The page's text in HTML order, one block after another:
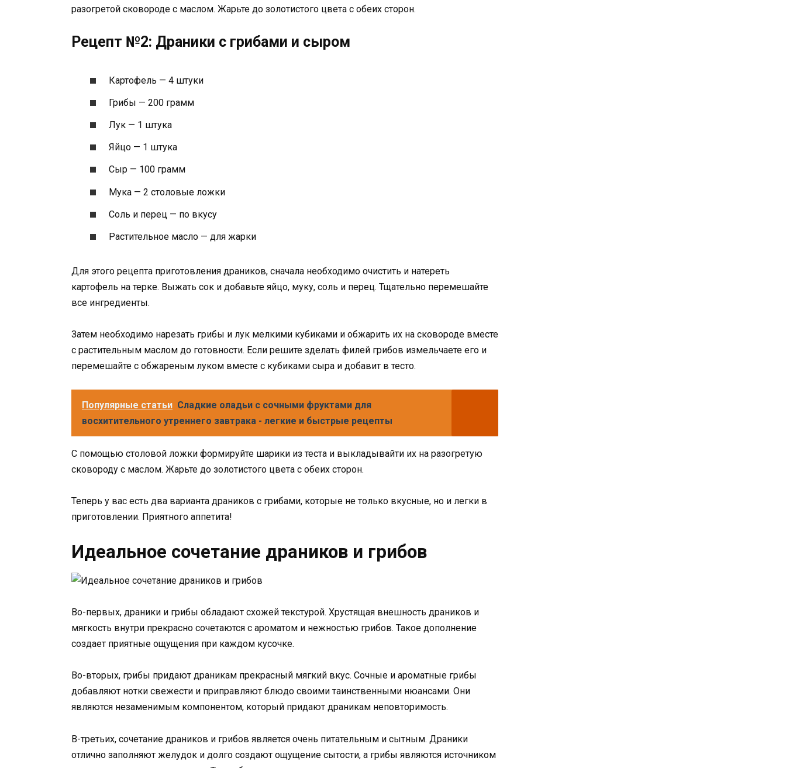
разогретой сковороде с маслом. Жарьте до золотистого цвета с обеих сторон.
Рецепт №2: Драники с грибами и сыром
Картофель — 4 штуки
Грибы — 200 грамм
Лук — 1 штука
Яйцо — 1 штука
Сыр — 100 грамм
Мука — 2 столовые ложки
Соль и перец — по вкусу
Растительное масло — для жарки
Для этого рецепта приготовления драников, сначала необходимо очистить и натереть
картофель на терке. Выжать сок и добавьте яйцо, муку, соль и перец. Тщательно перемешайте
все ингредиенты.
Затем необходимо нарезать грибы и лук мелкими кубиками и обжарить их на сковороде вместе
с растительным маслом до готовности. Если решите зделать филей грибов измельчаете его и
перемешайте с обжареным луком вместе с кубиками сыра и добавит в тесто.
Популярные статьи Сладкие оладьи с сочными фруктами для
восхитительного утреннего завтрака - легкие и быстрые рецепты
С помощью столовой ложки формируйте шарики из теста и выкладывайти их на разогретую
сковороду с маслом. Жарьте до золотистого цвета с обеих сторон.
Теперь у вас есть два варианта драников с грибами, которые не только вкусные, но и легки в
приготовлении. Приятного аппетита!
Идеальное сочетание драников и грибов
Во-первых, драники и грибы обладают схожей текстурой. Хрустящая внешность драников и
мягкость внутри прекрасно сочетаются с ароматом и нежностью грибов. Такое дополнение
создает приятные ощущения при каждом кусочке.
Во-вторых, грибы придают драникам прекрасный мягкий вкус. Сочные и ароматные грибы
добавляют нотки свежести и приправляют блюдо своими таинственными нюансами. Они
являются незаменимым компонентом, который придают драникам неповторимость.
В-третьих, сочетание драников и грибов является очень питательным и сытным. Драники
отлично заполняют желудок и долго создают ощущение сытости, а грибы являются источником